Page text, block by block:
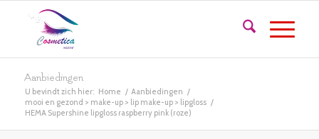
Aanbiedingen
U bevindt zich hier: Home / Aanbiedingen /
mooi en gezond > make-up > lip make-up > lipgloss /
HEMA Supershine lipgloss raspberry pink (roze)